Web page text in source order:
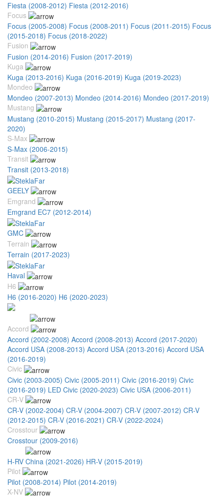
Fiesta (2008-2012) Fiesta (2012-2016)
Focus
Focus (2005-2008) Focus (2008-2011) Focus (2011-2015) Focus
(2015-2018) Focus (2018-2022)
Fusion
Fusion (2014-2016) Fusion (2017-2019)
Kuga
Kuga (2013-2016) Kuga (2016-2019) Kuga (2019-2023)
Mondeo
Mondeo (2007-2013) Mondeo (2014-2016) Mondeo (2017-2019)
Mustang
Mustang (2010-2015) Mustang (2015-2017) Mustang (2017-
2020)
S-Max
S-Max (2006-2015)
Transit
Transit (2013-2018)
GEELY
Emgrand
Emgrand EC7 (2012-2014)
GMC
Terrain
Terrain (2017-2023)
Haval
H6
H6 (2016-2020) H6 (2020-2023)
Accord
Accord (2002-2008) Accord (2008-2013) Accord (2017-2020)
Accord USA (2008-2013) Accord USA (2013-2016) Accord USA
(2016-2019)
Civic
Civic (2003-2005) Civic (2005-2011) Civic (2016-2019) Civic
(2016-2019) LED Civic (2020-2023) Civic USA (2006-2011)
CR-V
CR-V (2002-2004) CR-V (2004-2007) CR-V (2007-2012) CR-V
(2012-2015) CR-V (2016-2021) CR-V (2022-2024)
Crosstour
Crosstour (2009-2016)
H-RV China (2021-2026) HR-V (2015-2019)
Pilot
Pilot (2008-2014) Pilot (2014-2019)
X-NV